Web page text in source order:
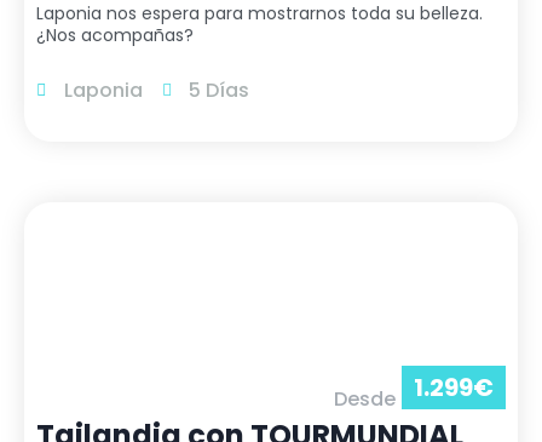
Laponia nos espera para mostrarnos toda su belleza.
¿Nos acompañas?
Laponia 5 Días
Desde 1.299€